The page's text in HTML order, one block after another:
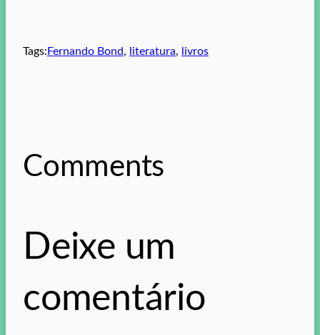
Tags: Fernando Bond, literatura, livros
Comments
Deixe um
comentário